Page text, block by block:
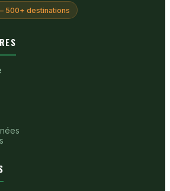
500+ destinations